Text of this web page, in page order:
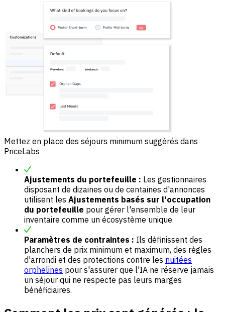
Mettez en place des séjours minimum suggérés dans
PriceLabs
Ajustements du portefeuille : Les gestionnaires
disposant de dizaines ou de centaines d'annonces
utilisent les Ajustements basés sur l'occupation
du portefeuille pour gérer l'ensemble de leur
inventaire comme un écosystème unique.
Paramètres de contraintes : Ils définissent des
planchers de prix minimum et maximum, des règles
d'arrondi et des protections contre les nuitées
orphelines pour s'assurer que l'IA ne réserve jamais
un séjour qui ne respecte pas leurs marges
bénéficiaires.